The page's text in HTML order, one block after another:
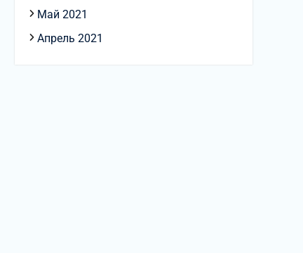
Май 2021
Апрель 2021